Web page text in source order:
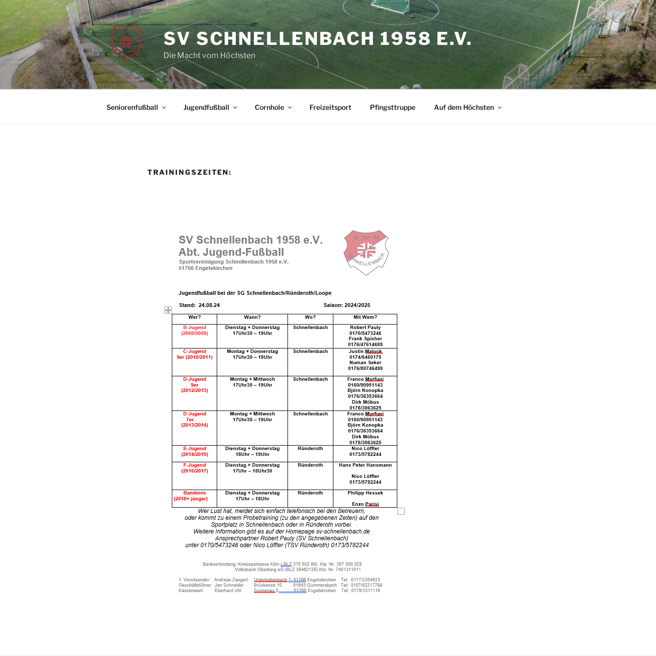
Zum
Inhalt
springen
SV SCHNELLENBACH 1958 E.V.
Die Macht vom Höchsten
Seniorenfußball Jugendfußball Cornhole Freizeitsport Pfingsttruppe Auf dem Höchsten
TRAININGSZEITEN: